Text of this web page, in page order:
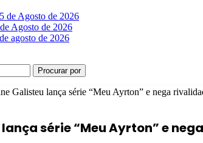
de Agosto de 2026
Agosto de 2026
agosto de 2026
Procurar por
Galisteu lança série “Meu Ayrton” e nega
série “Meu Ayrton” e